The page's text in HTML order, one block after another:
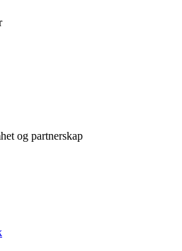
og partnerskap